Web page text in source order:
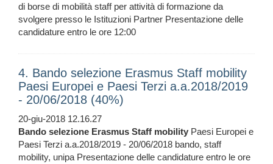
di borse di mobilità staff per attività di formazione da
svolgere presso le Istituzioni Partner Presentazione delle
candidature entro le ore 12:00
4. Bando selezione Erasmus Staff mobility
Paesi Europei e Paesi Terzi a.a.2018/2019
- 20/06/2018 (40%)
20-giu-2018 12.16.27
Bando selezione Erasmus Staff mobility Paesi Europei e
Paesi Terzi a.a.2018/2019 - 20/06/2018 bando, staff
mobility, unipa Presentazione delle candidature entro le ore